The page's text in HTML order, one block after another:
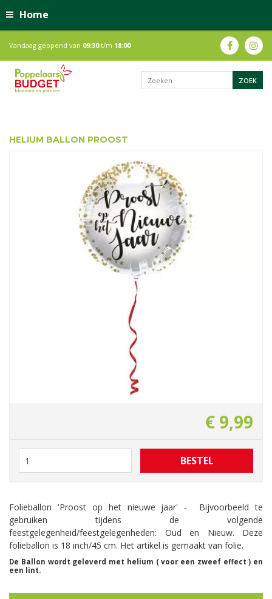
Home
Vandaag geopend van 09:30t/m 18:00
HELIUM BALLON PROOST
€ 9,99
Folieballon 'Proost op het nieuwe jaar' - Bijvoorbeeld te
gebruiken tijdens de volgende
feestgelegenheid/feestgelegenheden: Oud en Nieuw. Deze
folieballon is 18 inch/45 cm. Het artikel is gemaakt van folie.
De Ballon wordt geleverd met helium ( voor een zweef effect ) en
een lint.